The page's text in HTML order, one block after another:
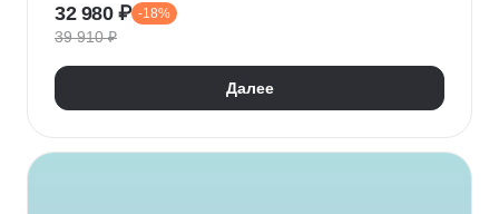
Чистка лица
Массаж лица
Пилинг
Эпиляция
Обертывание
Аппаратная косметология
32 980 ₽ -18%
39 910 ₽
Далее